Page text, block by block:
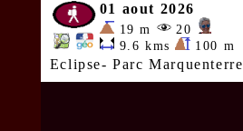
01 aout 2026
19 m
20
9.6 kms
100 m
Eclipse- Parc Marquenterre